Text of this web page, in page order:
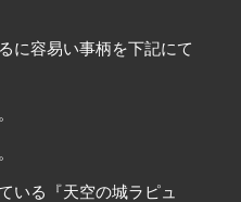
に容易い事柄を下記にて
いる『天空の城ラピュ